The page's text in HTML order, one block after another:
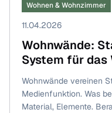
Wohnen & Wohnzimmer
11.04.2026
Wohnwände:
System für das
Wohnwände vereinen
Medienfunktion. Was
Material, Elemente.